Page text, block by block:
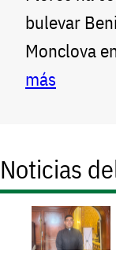
bulevar
Monclova
más
Noticias